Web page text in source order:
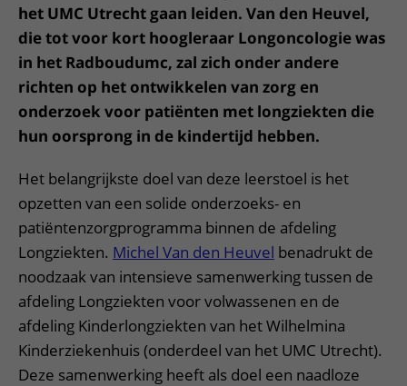
het UMC Utrecht gaan leiden. Van den Heuvel,
die tot voor kort hoogleraar Longoncologie was
in het Radboudumc, zal zich onder andere
richten op het ontwikkelen van zorg en
onderzoek voor patiënten met longziekten die
hun oorsprong in de kindertijd hebben.
Het belangrijkste doel van deze leerstoel is het
opzetten van een solide onderzoeks- en
patiëntenzorgprogramma binnen de afdeling
Longziekten. Michel Van den Heuvel benadrukt de
noodzaak van intensieve samenwerking tussen de
afdeling Longziekten voor volwassenen en de
afdeling Kinderlongziekten van het Wilhelmina
Kinderziekenhuis (onderdeel van het UMC Utrecht).
Deze samenwerking heeft als doel een naadloze